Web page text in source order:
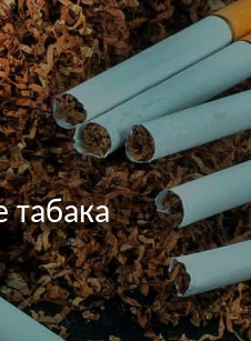
табака